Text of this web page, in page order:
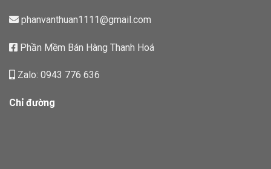
phanvanthuan1111@gmail.com
Phần Mềm Bán Hàng Thanh Hoá
Zalo: 0943 776 636
Chỉ đường